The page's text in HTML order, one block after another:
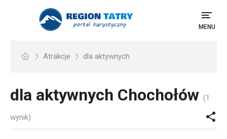
MENU
Atrakcje dla aktywnych
dla aktywnych Chochołów (1
wynik)